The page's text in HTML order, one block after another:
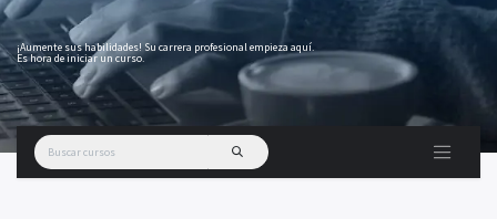
¡Aumente sus habilidades! Su carrera profesional empieza aquí.
Es hora de iniciar un curso.